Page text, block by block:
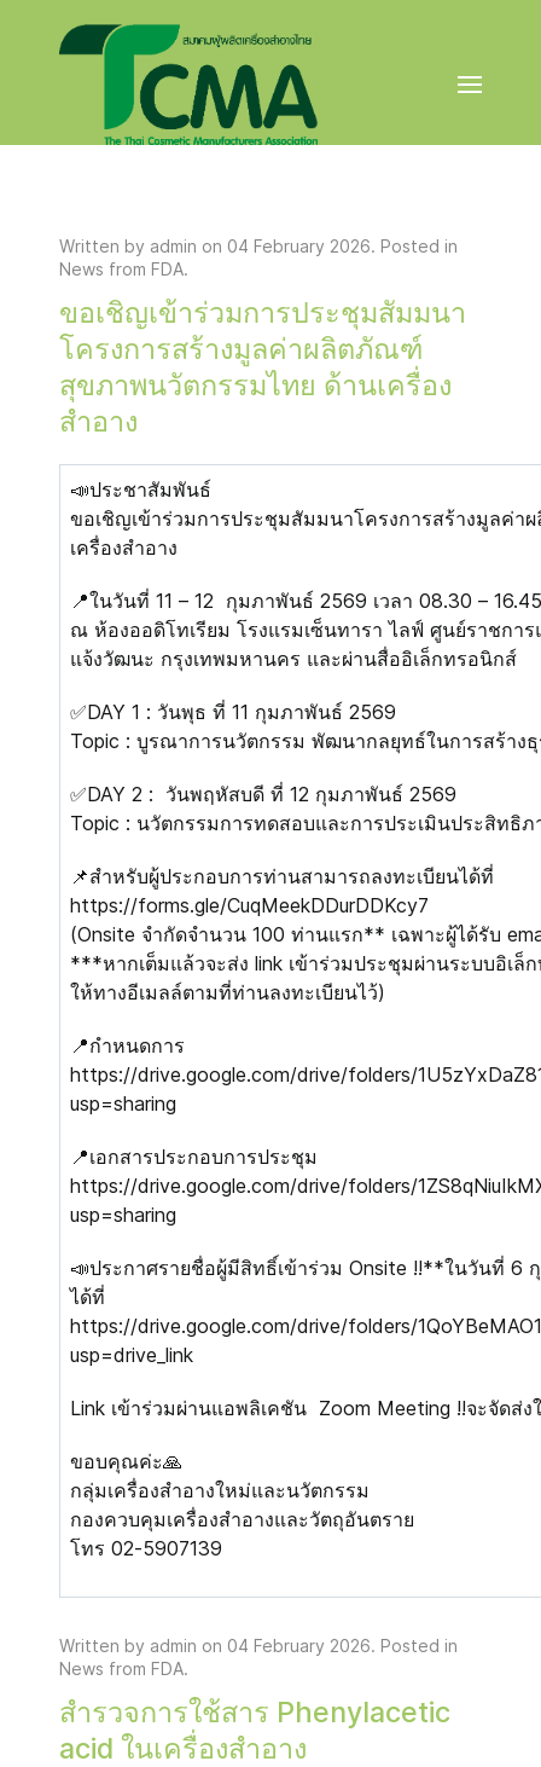
Written by admin on 04 February 2026. Posted in
News from FDA.
ขอเชิญเข้าร่วมการประชุมสัมมนา
โครงการสร้างมูลค่าผลิตภัณฑ์
สุขภาพนวัตกรรมไทย ด้านเครื่อง
สำอาง
📣ประชาสัมพันธ์
ขอเชิญเข้าร่วมการประชุมสัมมนาโครงการสร้างมูลค่
เครื่องสำอาง
📍ในวันที่ 11 – 12 กุมภาพันธ์ 2569 เวลา 08.30 –
ณ ห้องออดิโทเรียม โรงแรมเซ็นทารา ไลฟ์ ศูนย์ราชกา
แจ้งวัฒนะ กรุงเทพมหานคร และผ่านสื่ออิเล็กทรอนิกส์
✅DAY 1 : วันพุธ ที่ 11 กุมภาพันธ์ 2569
Topic : บูรณาการนวัตกรรม พัฒนากลยุทธ์ในการสร้างธุ
✅DAY 2 : วันพฤหัสบดี ที่ 12 กุมภาพันธ์ 2569
Topic : นวัตกรรมการทดสอบและการประเมินประสิทธิภ
📌สำหรับผู้ประกอบการท่านสามารถลงทะเบียนได้ที่
https://forms.gle/CuqMeekDDurDDKcy7
(Onsite จำกัดจำนวน 100 ท่านแรก** เฉพาะผู้ได้รับ
***หากเต็มแล้วจะส่ง link เข้าร่วมประชุมผ่านระบบอิเล็
ให้ทางอีเมลล์ตามที่ท่านลงทะเบียนไว้)
📍กำหนดการ
https://drive.google.com/drive/folders/
usp=sharing
📍เอกสารประกอบการประชุม
https://drive.google.com/drive/folders/
usp=sharing
📣ประกาศรายชื่อผู้มีสิทธิ์เข้าร่วม Onsite ‼️**ในวันที่ 6
ได้ที่
https://drive.google.com/drive/folders/
usp=drive_link
Link เข้าร่วมผ่านแอพลิเคชัน Zoom Meeting ‼️จะจัดส่
ขอบคุณค่ะ🙏
กลุ่มเครื่องสำอางใหม่และนวัตกรรม
กองควบคุมเครื่องสำอางและวัตถุอันตราย
โทร 02-5907139
Written by admin on 04 February 2026. Posted in
News from FDA.
สำรวจการใช้สาร Phenylacetic
acid ในเครื่องสำอาง